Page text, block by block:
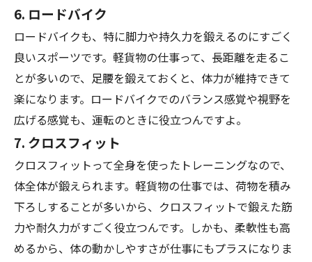
6. ロードバイク
ロードバイクも、特に脚力や持久力を鍛えるのにすごく
良いスポーツです。軽貨物の仕事って、長距離を走るこ
とが多いので、足腰を鍛えておくと、体力が維持できて
楽になります。ロードバイクでのバランス感覚や視野を
広げる感覚も、運転のときに役立つんですよ。
7. クロスフィット
クロスフィットって全身を使ったトレーニングなので、
体全体が鍛えられます。軽貨物の仕事では、荷物を積み
下ろしすることが多いから、クロスフィットで鍛えた筋
力や耐久力がすごく役立つんです。しかも、柔軟性も高
めるから、体の動かしやすさが仕事にもプラスになりま